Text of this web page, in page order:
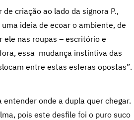
criação ao lado da signora P.,
ideia de ecoar o ambiente, de
ele nas roupas – escritório e
essa mudança instintiva das
entre estas esferas opostas”.
entender onde a dupla quer chegar.
pois este desfile foi o puro suco